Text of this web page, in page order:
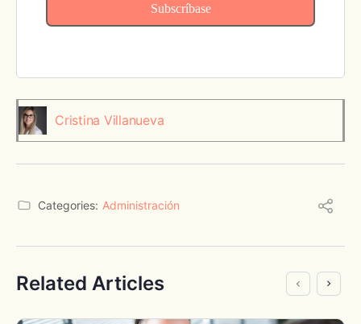
Subscríbase
Cristina Villanueva
Categories: Administración
Related Articles